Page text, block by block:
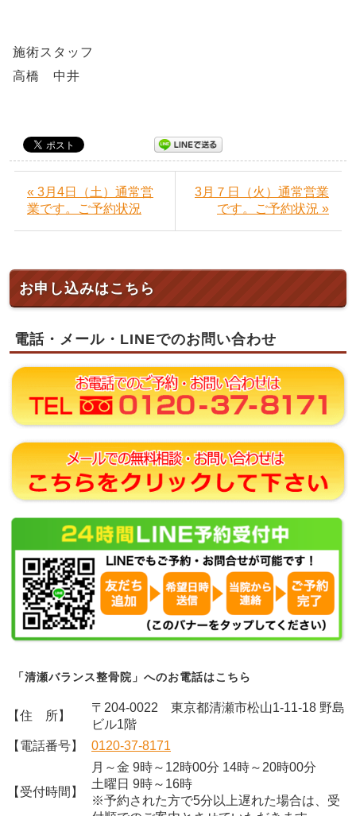
施術スタッフ
高橋 中井
« 3月4日（土）通常営
業です。ご予約状況
3月７日（火）通常営業
です。ご予約状況 »
お申し込みはこちら
電話・メール・LINEでのお問い合わせ
「清瀬バランス整骨院」へのお電話はこちら
【住 所】
〒204-0022 東京都清瀬市松山1-11-18 野島
ビル1階
【電話番号】
0120-37-8171
【受付時間】
月～金 9時～12時00分 14時～20時00分
土曜日 9時～16時
※予約された方で5分以上遅れた場合は、受